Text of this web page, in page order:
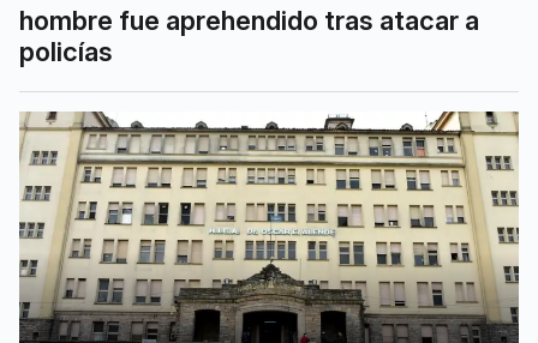
hombre fue aprehendido tras atacar a
policías